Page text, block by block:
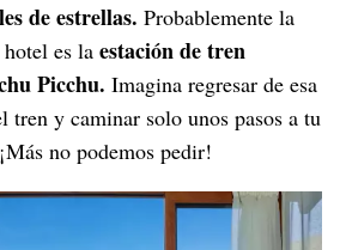
de estrellas. Probablemente la
es la estación de tren
Picchu. Imagina regresar de esa
tren y caminar solo unos pasos a tu
no podemos pedir!